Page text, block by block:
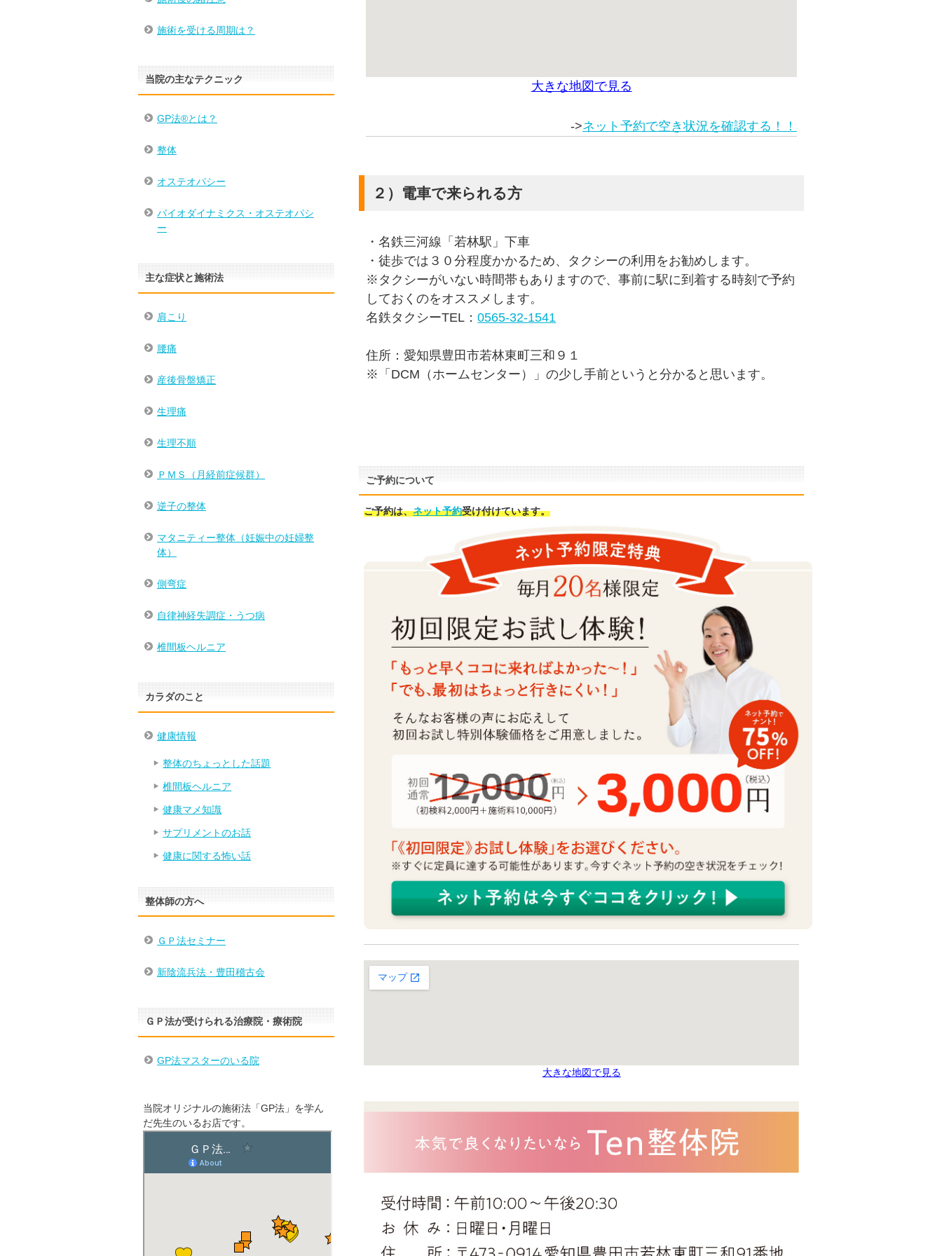
大きな地図で見る
->ネット予約で空き状況を確認する！！
２）電車で来られる方
・名鉄三河線「若林駅」下車
・徒歩では３０分程度かかるため、タクシーの利用をお勧めします。
※タクシーがいない時間帯もありますので、事前に駅に到着する時刻で予約
しておくのをオススメします。
名鉄タクシーTEL：0565-32-1541
住所：愛知県豊田市若林東町三和９１
※「DCM（ホームセンター）」の少し手前というと分かると思います。
ご予約について
ご予約は、ネット予約受け付けています。
大きな地図で見る
施術を受ける周期は？
当院の主なテクニック
GP法®とは？
整体
オステオパシー
バイオダイナミクス・オステオパシ
ー
主な症状と施術法
肩こり
腰痛
産後骨盤矯正
生理痛
生理不順
ＰＭＳ（月経前症候群）
逆子の整体
マタニティー整体（妊娠中の妊婦整
体）
側弯症
自律神経失調症・うつ病
椎間板ヘルニア
カラダのこと
健康情報
整体のちょっとした話題
椎間板ヘルニア
健康マメ知識
サプリメントのお話
健康に関する怖い話
整体師の方へ
ＧＰ法セミナー
新陰流兵法・豊田稽古会
ＧＰ法が受けられる治療院・療術院
GP法マスターのいる院
当院オリジナルの施術法「GP法」を学ん
だ先生のいるお店です。